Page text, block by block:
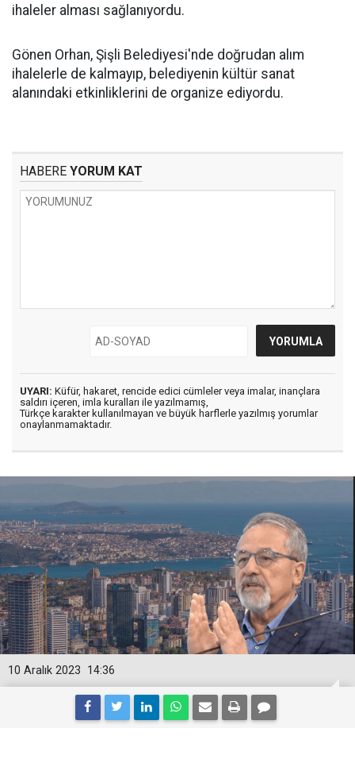
ihaleler alması sağlanıyordu.
Gönen Orhan, Şişli Belediyesi'nde doğrudan alım
ihalelerle de kalmayıp, belediyenin kültür sanat
alanındaki etkinliklerini de organize ediyordu.
HABERE YORUM KAT
UYARI: Küfür, hakaret, rencide edici cümleler veya imalar, inançlara
saldırı içeren, imla kuralları ile yazılmamış,
Türkçe karakter kullanılmayan ve büyük harflerle yazılmış yorumlar
onaylanmamaktadır.
14:36
10 Aralık 2023